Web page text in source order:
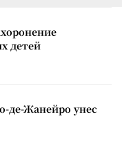
детей
де-Жанейро унес